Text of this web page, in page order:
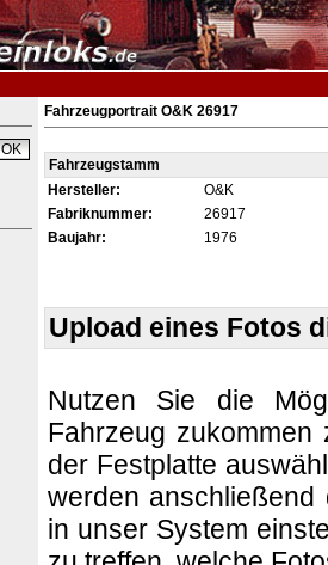
Fahrzeugportrait O&K 26917
Fahrzeugstamm
Hersteller:
O&K
Fabriknummer:
26917
Baujahr:
1976
Upload eines Fotos
Nutzen Sie die
Fahrzeug
der Festplatte
werden anschließend
in unser System